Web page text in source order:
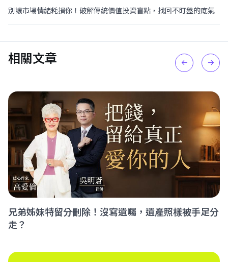
別讓市場情緒耗損你！破解傳統價值投資盲點，找回不盯盤的底氣
相關文章
兄弟姊妹特留分刪除！沒寫遺囑，遺產照樣被手足分
走？